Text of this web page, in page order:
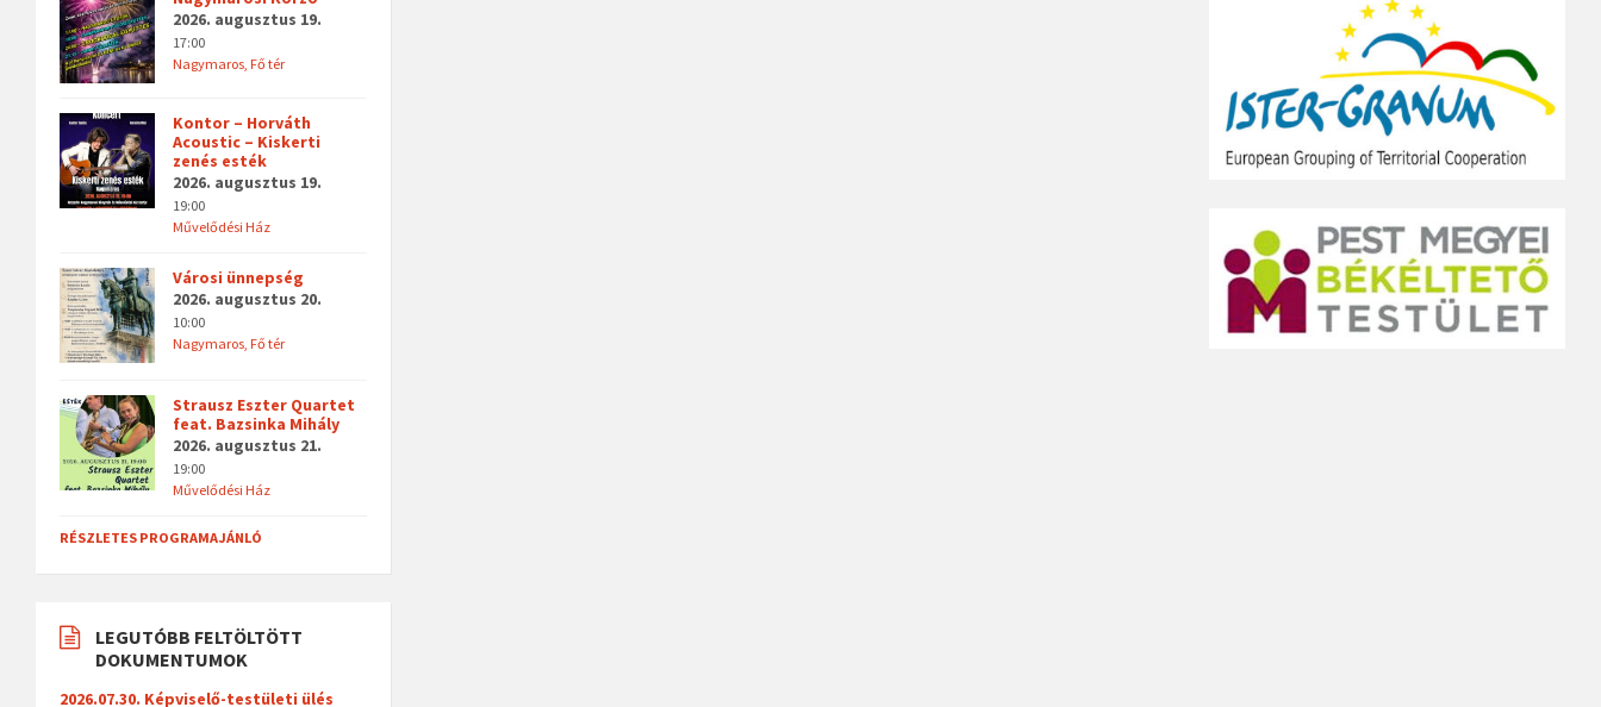
2026. augusztus 19.
17:00
Nagymaros, Fő tér
Kontor – Horváth
Acoustic – Kiskerti
zenés esték
2026. augusztus 19.
19:00
Művelődési Ház
Városi ünnepség
2026. augusztus 20.
10:00
Nagymaros, Fő tér
Strausz Eszter Quartet
feat. Bazsinka Mihály
2026. augusztus 21.
19:00
Művelődési Ház
RÉSZLETES PROGRAMAJÁNLÓ
LEGUTÓBB FELTÖLTÖTT
DOKUMENTUMOK
2026.07.30. Képviselő-testületi ülés